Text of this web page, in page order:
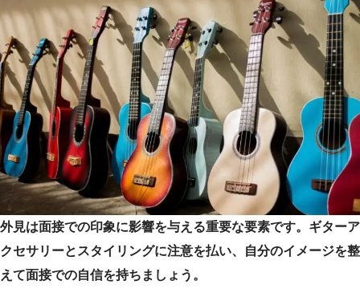
外見は面接での印象に影響を与える重要な要素です。ギターア
クセサリーとスタイリングに注意を払い、自分のイメージを整
えて面接での自信を持ちましょう。